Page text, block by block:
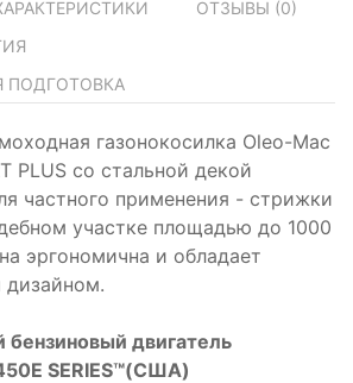
ОТЗЫВЫ (0)
ПОДГОТОВКА
газонокосилка Oleo-Mac
PLUS со стальной декой
частного применения - стрижки
участке площадью до 1000
эргономична и обладает
двигатель
SERIES™(США)